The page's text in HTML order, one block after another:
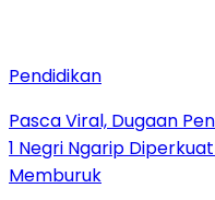
Pendidikan
Pasca Viral, Dugaan
1 Negri Ngarip
Memburuk